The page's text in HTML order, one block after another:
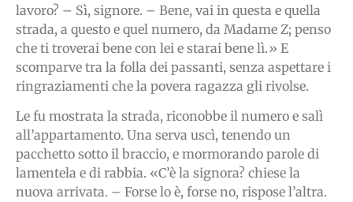
lavoro? – Sì, signore. – Bene, vai in questa e quella
strada, a questo e quel numero, da Madame Z; penso
che ti troverai bene con lei e starai bene lì.» E
scomparve tra la folla dei passanti, senza aspettare i
ringraziamenti che la povera ragazza gli rivolse.
Le fu mostrata la strada, riconobbe il numero e salì
all’appartamento. Una serva uscì, tenendo un
pacchetto sotto il braccio, e mormorando parole di
lamentela e di rabbia. «C’è la signora? chiese la
nuova arrivata. – Forse lo è, forse no, rispose l’altra.